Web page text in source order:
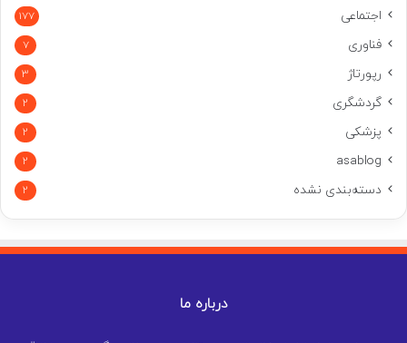
اجتماعی 177
فناوری 7
رپورتاژ 3
گردشگری 2
پزشکی 2
asablog
2
دسته‌بندی نشده 2
درباره ما